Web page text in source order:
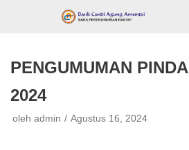
PENGUMUMAN
2024
oleh admin Agustus 16, 2024